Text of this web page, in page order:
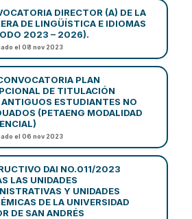
DIRECTOR (A) DE LA
DE LINGÜÍSTICA E IDIOMAS
2023 – 2026).
el 08 nov 2023
PLAN
DE TITULACIÓN
ANTIGUOS ESTUDIANTES NO
(PETAENG MODALIDAD
el 06 nov 2023
DAI NO.011/2023
LAS UNIDADES
Y UNIDADES
DE LA UNIVERSIDAD
DE SAN ANDRÉS